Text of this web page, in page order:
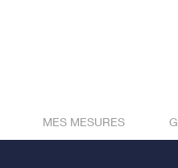
MES MESURES